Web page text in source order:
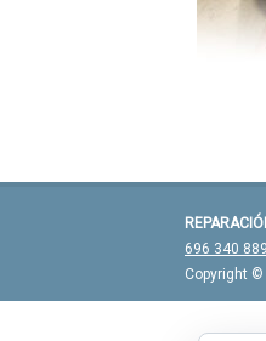
696 340 889
Copyright